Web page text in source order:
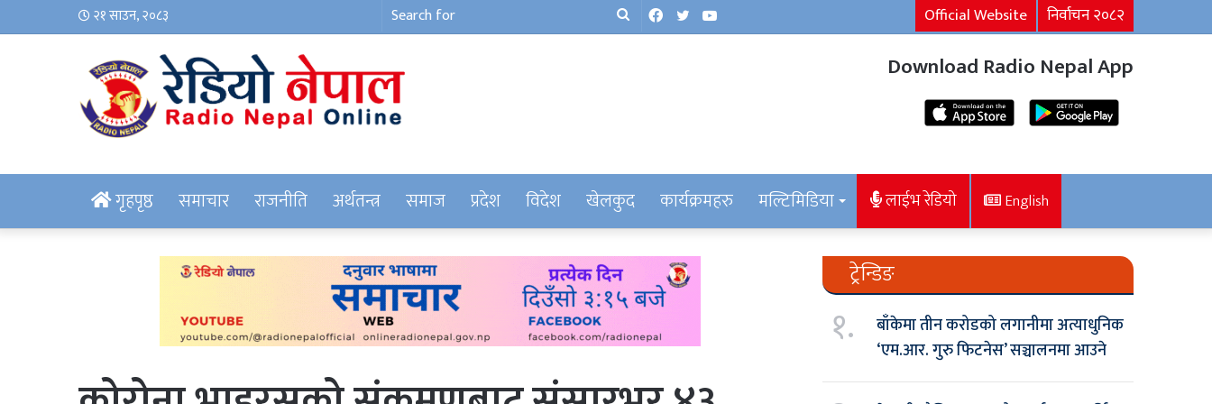
२१ साउन, २०८३
SearchFacebook
TwitterYouTube Official Website निर्वाचन २०८२
Download Radio Nepal App
गृहपृष्ठ समाचार राजनीति अर्थतन्त्र समाज प्रदेश विदेश खेलकुद कार्यक्रमहरु मल्टिमिडिया लाईभ रेडियो English
ट्रेन्डिङ
१.
बाँकेमा तीन करोडको लगानीमा अत्याधुनिक
‘एम.आर. गुरु फिटनेस’ सञ्चालनमा आउने